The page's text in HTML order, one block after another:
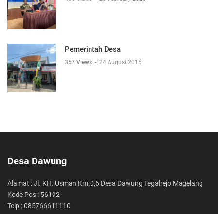
Pemerintah Desa
357 Views - 24 August 2016
Desa Dawung
Alamat : Jl. KH. Usman Km.0,6 Desa Dawung Tegalrejo Magelang
Kode Pos : 56192
Telp : 085766611110